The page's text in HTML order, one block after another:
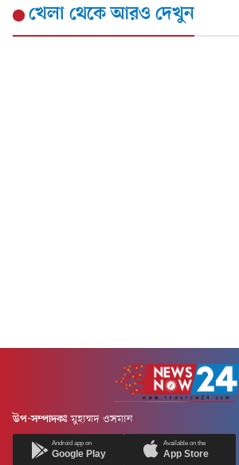
খেলাথেকে আরও দেখুন
উপ-সম্পাদকঃ মুহাম্মদ ওসমান
Android app on
Google Play
Available on the
App Store